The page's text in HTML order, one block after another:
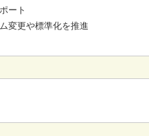
ート
変更や標準化を推進